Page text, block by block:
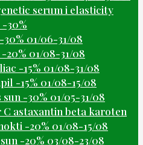
serum i elasticity
30%
01/06-31/08
20% 01/08-31/08
-15% 01/08-31/08
-15% 01/08-15/08
-30% 01/05-31/08
astaxantin beta karoten
-20% 01/08-15/08
-20% 03/08-23/08